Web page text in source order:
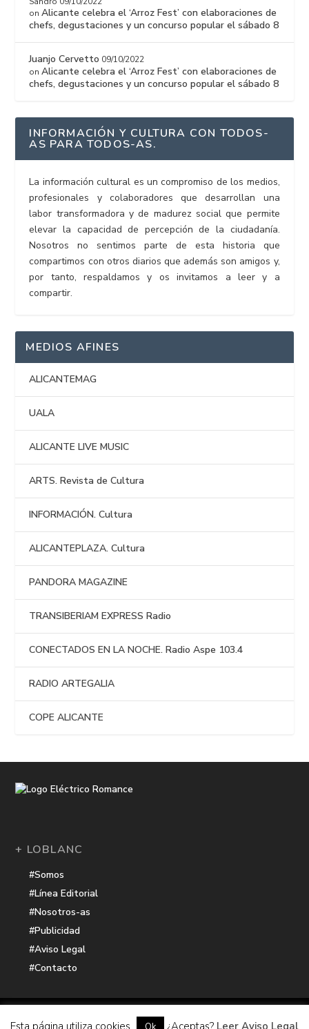
onAlicante celebra el ‘Arroz Fest’ con elaboraciones de
chefs, degustaciones y un concurso popular el sábado 8
Juanjo Cervetto 09/10/2022
onAlicante celebra el ‘Arroz Fest’ con elaboraciones de
chefs, degustaciones y un concurso popular el sábado 8
INFORMACIÓN Y CULTURA CON TODOS-
AS PARA TODOS-AS.
La información cultural es un compromiso de los medios,
profesionales y colaboradores que desarrollan una
labor transformadora y de madurez social que permite
elevar la capacidad de percepción de la ciudadanía.
Nosotros no sentimos parte de esta historia que
compartimos con otros diarios que además son amigos y,
por tanto, respaldamos y os invitamos a leer y a
compartir.
MEDIOS AFINES
ALICANTEMAG
UALA
ALICANTE LIVE MUSIC
ARTS. Revista de Cultura
INFORMACIÓN. Cultura
ALICANTEPLAZA. Cultura
PANDORA MAGAZINE
TRANSIBERIAM EXPRESS Radio
CONECTADOS EN LA NOCHE. Radio Aspe 103.4
RADIO ARTEGALIA
COPE ALICANTE
+ LOBLANC
#Somos
#Línea Editorial
#Nosotros-as
#Publicidad
#Aviso Legal
#Contacto
Electrico Romance
Esta página utiliza cookies ¿Aceptas? Leer Aviso Legal